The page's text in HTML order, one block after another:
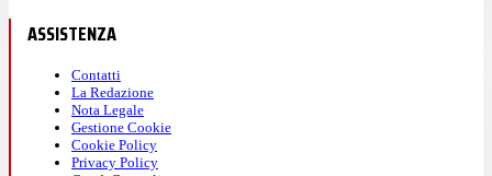
ASSISTENZA
Contatti
La Redazione
Nota Legale
Gestione Cookie
Cookie Policy
Privacy Policy